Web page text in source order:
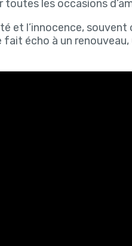
toutes les occasions
et l’innocence,
écho à un